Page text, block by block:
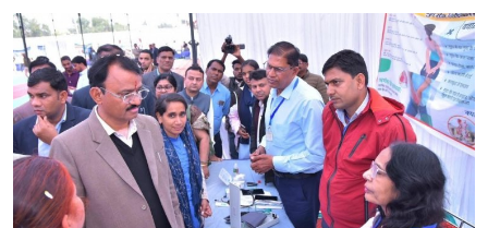
राजनीति
मनोरंजन
शिक्षा
राजस्थान